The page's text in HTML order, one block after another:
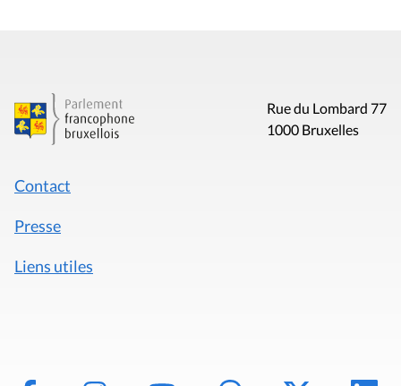
Rue du Lombard 77
1000 Bruxelles
Contact
Presse
Liens utiles